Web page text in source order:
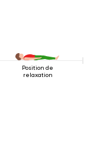
Position de
relaxation